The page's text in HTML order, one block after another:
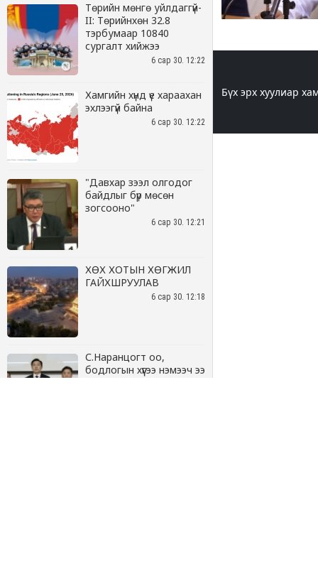
Төрийн мөнгө уйлдаггүй-
II: Төрийнхөн 32.8
тэрбумаар 10840
сургалт хийжээ
6 сар 30. 12:22
Хамгийн хүнд үе хараахан
эхлээгүй байна
6 сар 30. 12:22
"Давхар зээл олгодог
байдлыг бүр мөсөн
зогсооно"
6 сар 30. 12:21
ХӨХ ХОТЫН ХӨГЖИЛ
ГАЙХШРУУЛАВ
6 сар 30. 12:18
С.Наранцогт оо,
бодлогын хүүгээ нэмээч ээ